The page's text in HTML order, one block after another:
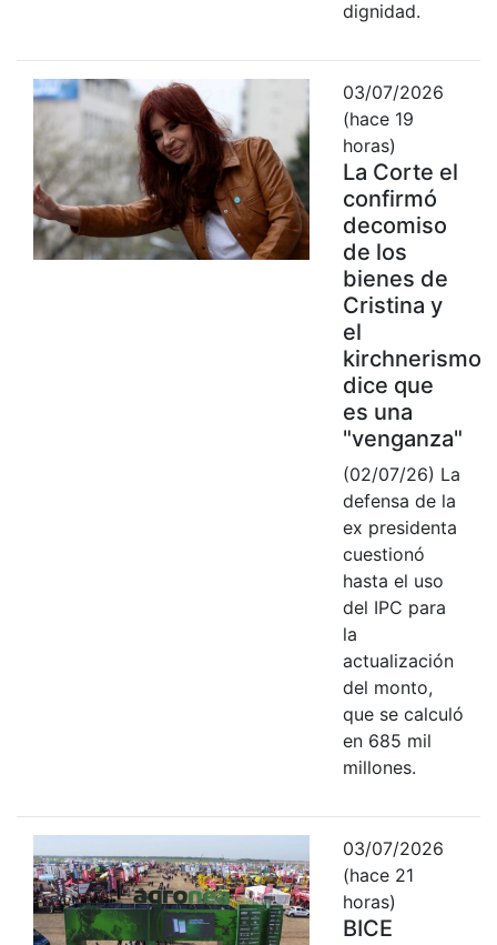
dignidad.
03/07/2026
(hace 19
horas)
La Corte el
confirmó
decomiso
de los
bienes de
Cristina y
el
kirchnerismo
dice que
es una
"venganza"
(02/07/26) La
defensa de la
ex presidenta
cuestionó
hasta el uso
del IPC para
la
actualización
del monto,
que se calculó
en 685 mil
millones.
03/07/2026
(hace 21
horas)
BICE